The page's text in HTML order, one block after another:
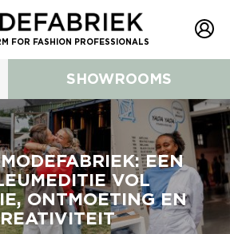
FOR FASHION PROFESSIONALS
SHOWROOMS
EEN
VOL
ONTMOETING EN